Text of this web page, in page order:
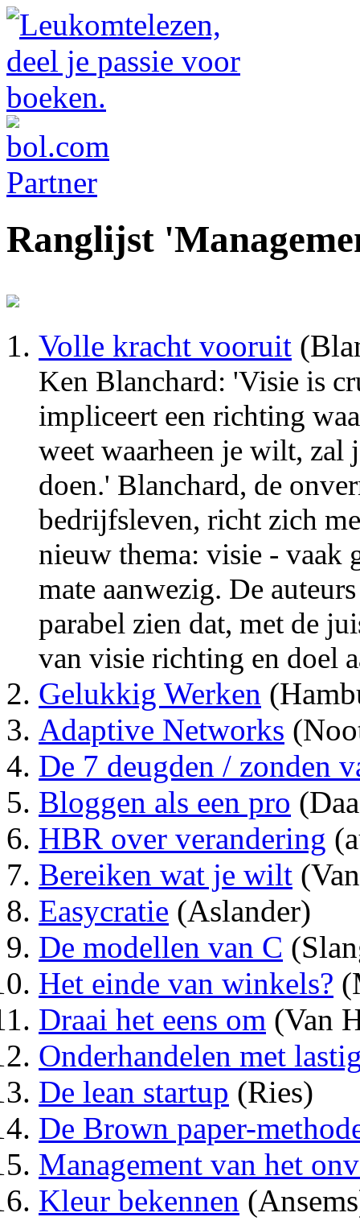
Ranglijst
Volle kracht vooruit
Ken Blanchard: 'Visie is
impliceert een richting
weet waarheen je wilt, zal
doen.' Blanchard, de
bedrijfsleven, richt zich
nieuw thema: visie - vaak
mate aanwezig. De
parabel zien dat, met de
van visie richting en doel
Gelukkig Werken
Adaptive Networks
De 7 deugden / zonden
Bloggen als een pro
HBR over verandering
Bereiken wat je wilt
Easycratie (Aslander)
De modellen van C
Het einde van winkels?
Draai het eens om (Van
Onderhandelen met
De lean startup (Ries)
De Brown paper-
Management van het
Kleur bekennen